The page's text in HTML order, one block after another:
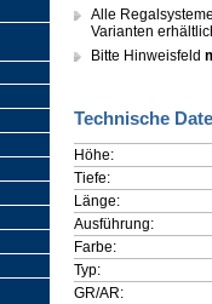
Alle
Varianten
Bitte Hinweisfeld
Technische
Höhe:
Tiefe:
Länge:
Ausführung:
Farbe:
Typ:
GR/AR: